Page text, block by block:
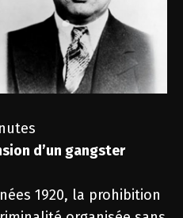
d’un gangster
1920, la prohibition